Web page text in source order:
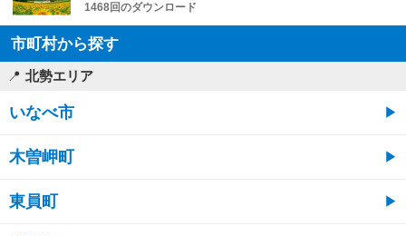
1468回のダウンロード
市町村から探す
北勢エリア
いなべ市
木曽岬町
東員町